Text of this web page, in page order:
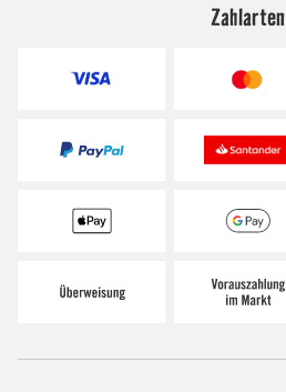
Zahlarten